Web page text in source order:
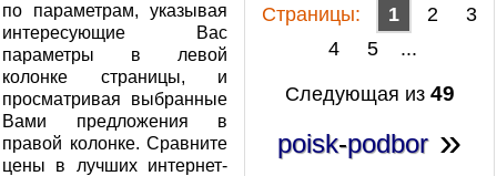
Cтраницы: 1 2
3
4
5 ...
Следующая из 49
poisk-podbor»
по параметрам, указывая
интересующие Вас
параметры в левой
колонке страницы, и
просматривая выбранные
Вами предложения в
правой колонке. Сравните
цены в лучших интернет-